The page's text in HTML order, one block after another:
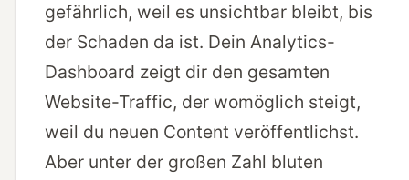
gefährlich, weil es unsichtbar bleibt, bis
der Schaden da ist. Dein Analytics-
Dashboard zeigt dir den gesamten
Website-Traffic, der womöglich steigt,
weil du neuen Content veröffentlichst.
Aber unter der großen Zahl bluten